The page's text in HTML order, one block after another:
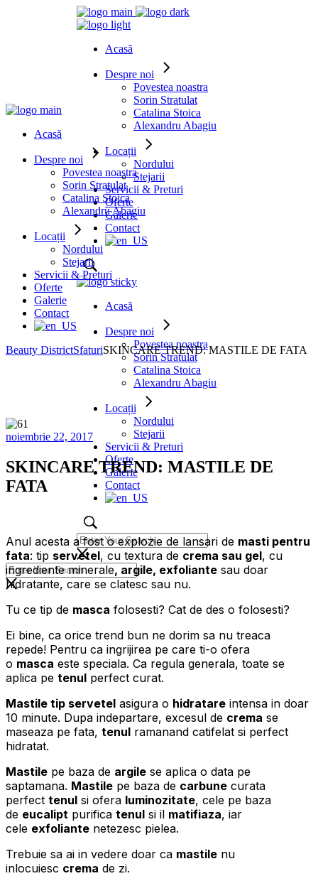
Acasă
Despre noi
Povestea noastra
Sorin Stratulat
Catalina Stoica
Alexandru Abagiu
Locații
Nordului
Stejarii
Servicii & Preturi
Oferte
Galerie
Contact
Acasă
Despre noi
Povestea noastra
Sorin Stratulat
Catalina Stoica
Alexandru Abagiu
Locații
Nordului
Stejarii
Servicii & Preturi
Oferte
Galerie
Contact
Acasă
Despre noi
Povestea noastra
Sorin Stratulat
Catalina Stoica
Alexandru Abagiu
Locații
Nordului
Stejarii
Servicii & Preturi
Oferte
Galerie
Contact
Beauty DistrictSfaturiSKINCARE TREND: MASTILE DE FATA
noiembrie 22, 2017
SKINCARE TREND: MASTILE DE
FATA
Anul acesta a fost o explozie de lansari de masti pentru
fata: tip servetel, cu textura de crema sau gel, cu
ingrediente minerale, argile, exfoliante sau doar
hidratante, care se clatesc sau nu.
Tu ce tip de masca folosesti? Cat de des o folosesti?
Ei bine, ca orice trend bun ne dorim sa nu treaca
repede! Pentru ca ingrijirea pe care ti-o ofera
o masca este speciala. Ca regula generala, toate se
aplica pe tenul perfect curat.
Mastile tip servetel asigura o hidratare intensa in doar
10 minute. Dupa indepartare, excesul de crema se
maseaza pe fata, tenul ramanand catifelat si perfect
hidratat.
Mastile pe baza de argile se aplica o data pe
saptamana. Mastile pe baza de carbune curata
perfect tenul si ofera luminozitate, cele pe baza
de eucalipt purifica tenul si il matifiaza, iar
cele exfoliante netezesc pielea.
Trebuie sa ai in vedere doar ca mastile nu
inlocuiesc crema de zi.